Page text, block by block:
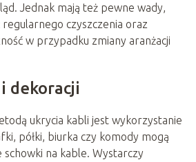
Jednak mają też pewne wady,
czyszczenia oraz
w przypadku zmiany aranżacji
dekoracji
ukrycia kabli jest wykorzystanie
półki, biurka czy komody mogą
schowki na kable. Wystarczy